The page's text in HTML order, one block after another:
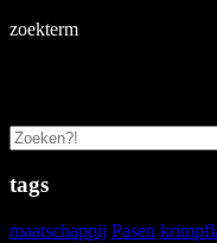
zoekterm
tags
maatschappij Pasen